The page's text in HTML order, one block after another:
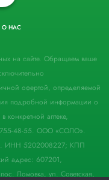
О НАС
на сайте. Обращаем ваше
офертой, определяемой
подробной информации о
конкретной аптеке,
48-55. ООО «СОЛО».
ИНН 5202008227; КПП
адрес: 607201,
Ломовка, ул. Советская,